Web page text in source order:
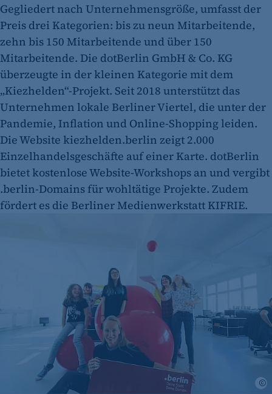
Gegliedert nach Unternehmensgröße, umfasst der
Preis drei Kategorien: bis zu neun Mitarbeitende,
zehn bis 150 Mitarbeitende und über 150
Mitarbeitende. Die dotBerlin GmbH & Co. KG
überzeugte in der kleinen Kategorie mit dem
„Kiezhelden“-Projekt. Seit 2018 unterstützt das
Unternehmen lokale Berliner Viertel, die unter der
Pandemie, Inflation und Online-Shopping leiden.
Die Website kiezhelden.berlin zeigt 2.000
Einzelhandelsgeschäfte auf einer Karte. dotBerlin
bietet kostenlose Website-Workshops an und vergibt
.berlin-Domains für wohltätige Projekte. Zudem
fördert es die Berliner Medienwerkstatt KIFRIE.